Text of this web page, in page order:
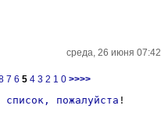
среда, 26 июня
7 6 5 4 3 2 1 0 >>>>
список, пожалуйста !